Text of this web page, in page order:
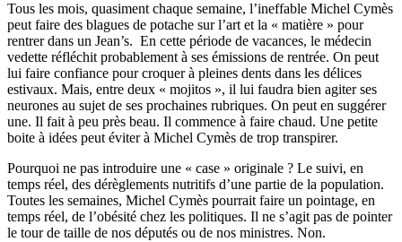
Tous les mois, quasiment chaque semaine, l’ineffable Michel Cymès
peut faire des blagues de potache sur l’art et la « matière » pour
rentrer dans un Jean’s. En cette période de vacances, le médecin
vedette réfléchit probablement à ses émissions de rentrée. On peut
lui faire confiance pour croquer à pleines dents dans les délices
estivaux. Mais, entre deux « mojitos », il lui faudra bien agiter ses
neurones au sujet de ses prochaines rubriques. On peut en suggérer
une. Il fait à peu près beau. Il commence à faire chaud. Une petite
boite à idées peut éviter à Michel Cymès de trop transpirer.
Pourquoi ne pas introduire une « case » originale ? Le suivi, en
temps réel, des dérèglements nutritifs d’une partie de la population.
Toutes les semaines, Michel Cymès pourrait faire un pointage, en
temps réel, de l’obésité chez les politiques. Il ne s’agit pas de pointer
le tour de taille de nos députés ou de nos ministres. Non.